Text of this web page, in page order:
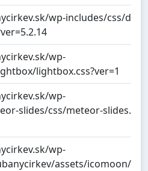
wp-includes/css/
wp-
lightbox.css?ver=1
wp-
slides/css/meteor-
wp-
assets/icomoon/